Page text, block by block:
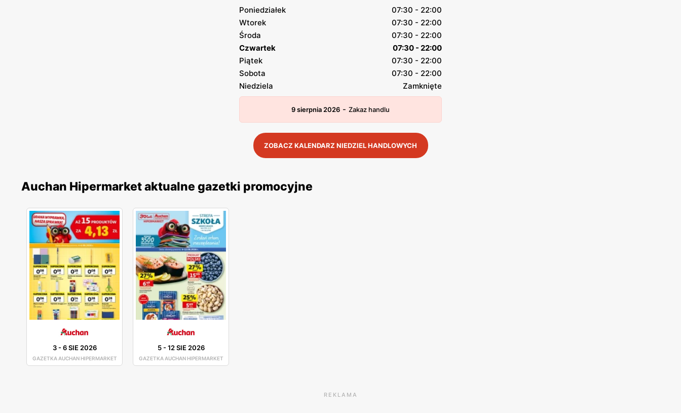
Poniedziałek
07:30 - 22:00
Wtorek
07:30 - 22:00
Środa
07:30 - 22:00
Czwartek
07:30 - 22:00
Piątek
07:30 - 22:00
Sobota
07:30 - 22:00
Niedziela
Zamknięte
9 sierpnia 2026 - Zakaz handlu
ZOBACZ KALENDARZ NIEDZIEL HANDLOWYCH
Auchan Hipermarket aktualne gazetki promocyjne
3-6 SIE 2026
GAZETKA AUCHAN HIPERMARKET
5-12 SIE 2026
GAZETKA AUCHAN HIPERMARKET
REKLAMA